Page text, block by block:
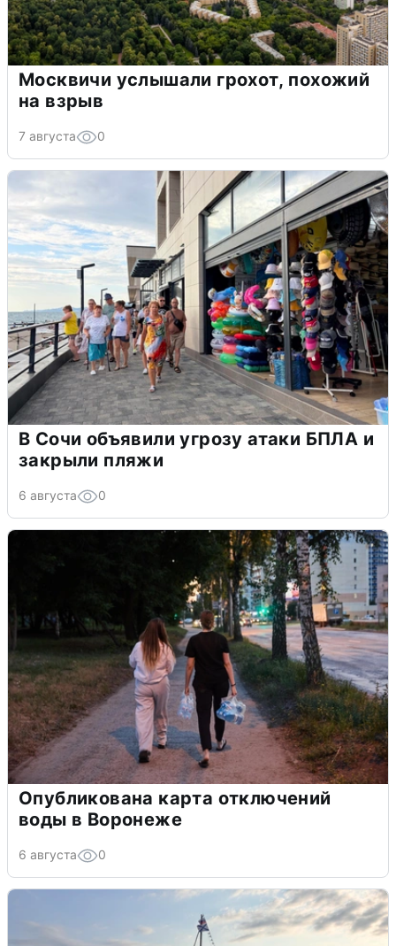
Москвичи услышали грохот, похожий
на взрыв
7 августа 0
В Сочи объявили угрозу атаки БПЛА и
закрыли пляжи
6 августа 0
Опубликована карта отключений
воды в Воронеже
6 августа 0